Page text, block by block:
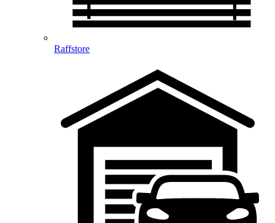
Raffstore